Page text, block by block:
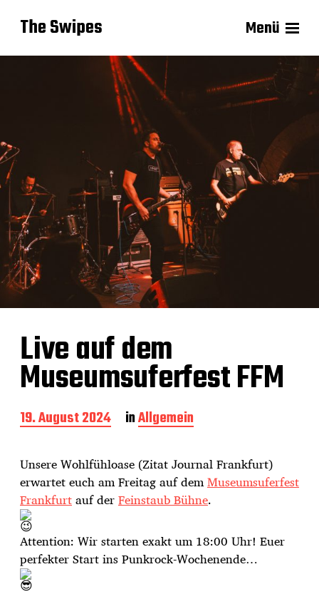
The Swipes Menü
Live auf dem
Museumsuferfest FFM
B
e
t
r
a
g
s
d
a
t
u
m
19. August 2024 inAllgemein
Unsere Wohlfühloase (Zitat Journal Frankfurt)
erwartet euch am Freitag auf demMuseumsuferfest
Frankfurtauf derFeinstaub Bühne.
Attention: Wir starten exakt um 18:00 Uhr! Euer
perfekter Start ins Punkrock-Wochenende…